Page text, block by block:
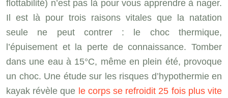
flottabilité) n’est pas là pour vous apprendre à nager.
Il est là pour trois raisons vitales que la natation
seule ne peut contrer : le choc thermique,
l’épuisement et la perte de connaissance. Tomber
dans une eau à 15°C, même en plein été, provoque
un choc. Une étude sur les risques d’hypothermie en
kayak révèle que le corps se refroidit 25 fois plus vite